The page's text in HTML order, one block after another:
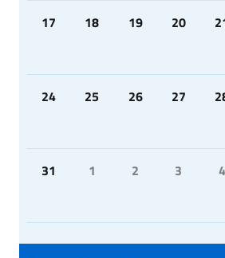
17 18 19 20
24 25 26 27
31 1 2 3 4